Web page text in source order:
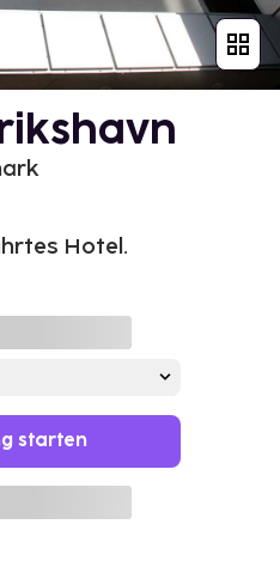
Hotel.
starten